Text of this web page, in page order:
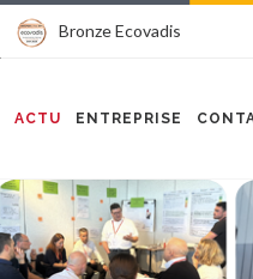
Bronze Ecovadis
ACTU ENTREPRISE